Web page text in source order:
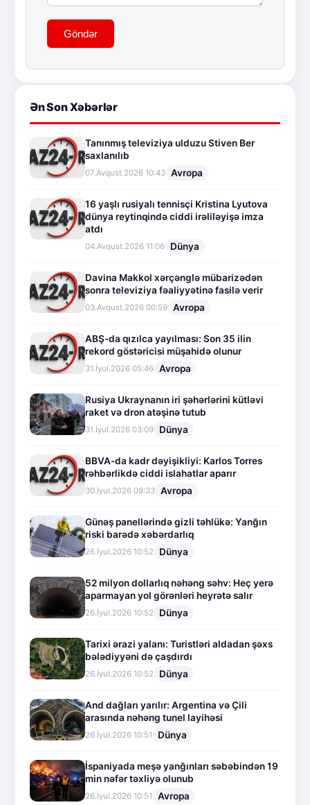
Göndər
Ən Son Xəbərlər
Tanınmış televiziya ulduzu Stiven Ber
saxlanılıb
07.Avqust.2026 10:43 Avropa
16 yaşlı rusiyalı tennisçi Kristina Lyutova
dünya reytinqində ciddi irəliləyişə imza
atdı
04.Avqust.2026 11:06 Dünya
Davina Makkol xərçənglə mübarizədən
sonra televiziya fəaliyyətinə fasilə verir
03.Avqust.2026 00:59 Avropa
ABŞ-da qızılca yayılması: Son 35 ilin
rekord göstəricisi müşahidə olunur
31.İyul.2026 05:46 Avropa
Rusiya Ukraynanın iri şəhərlərini kütləvi
raket və dron atəşinə tutub
31.İyul.2026 03:09 Dünya
BBVA-da kadr dəyişikliyi: Karlos Torres
rəhbərlikdə ciddi islahatlar aparır
30.İyul.2026 09:33 Avropa
Günəş panellərində gizli təhlükə: Yanğın
riski barədə xəbərdarlıq
26.İyul.2026 10:52 Dünya
52 milyon dollarlıq nəhəng səhv: Heç yerə
aparmayan yol görənləri heyrətə salır
26.İyul.2026 10:52 Dünya
Tarixi ərazi yalanı: Turistləri aldadan şəxs
bələdiyyəni də çaşdırdı
26.İyul.2026 10:52 Dünya
And dağları yarılır: Argentina və Çili
arasında nəhəng tunel layihəsi
26.İyul.2026 10:51 Dünya
İspaniyada meşə yanğınları səbəbindən 19
min nəfər təxliyə olunub
26.İyul.2026 10:51 Avropa